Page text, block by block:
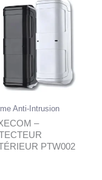
Anti-Intrusion
–
PTW002